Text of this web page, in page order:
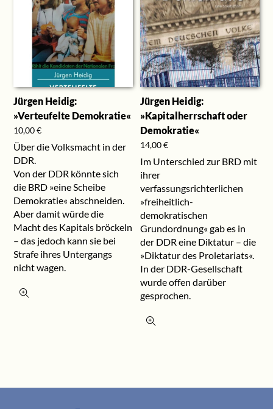
Jürgen Heidig:
»Verteufelte Demokratie«
10,00€
Über die Volksmacht in der
DDR.
Von der DDR könnte sich
die BRD »eine Scheibe
Demokratie« abschneiden.
Aber damit würde die
Macht des Kapitals bröckeln
– das jedoch kann sie bei
Strafe ihres Untergangs
nicht wagen.
Jürgen Heidig:
»Kapitalherrschaft oder
Demokratie«
14,00€
Im Unterschied zur BRD mit
ihrer
verfassungsrichterlichen
»freiheitlich-
demokratischen
Grundordnung« gab es in
der DDR eine Diktatur – die
»Diktatur des Proletariats«.
In der DDR-Gesellschaft
wurde offen darüber
gesprochen.